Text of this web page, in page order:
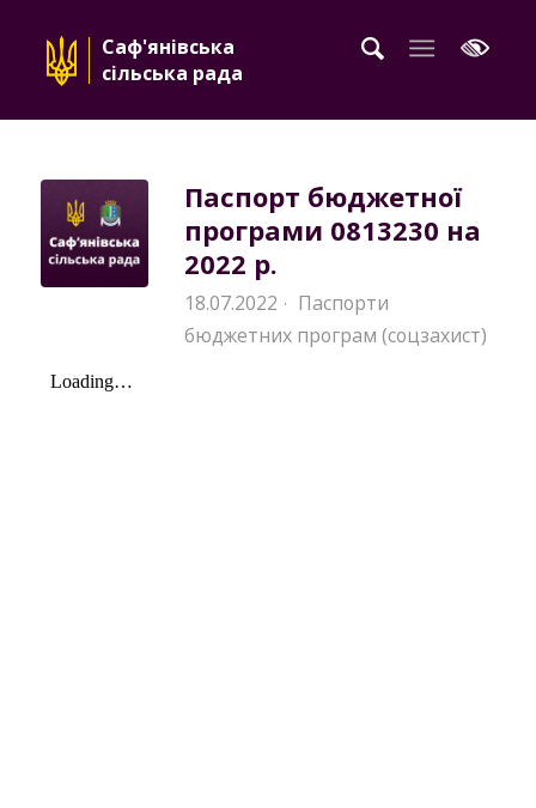
Саф'янівська
сільська рада
Паспорт бюджетної
програми 0813230 на
2022 р.
18.07.2022 · Паспорти
бюджетних програм (соцзахист)